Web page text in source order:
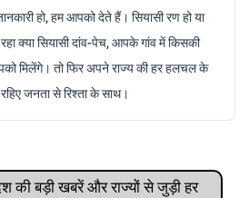
हो, हम आपको देते हैं। सियासी रण हो या
क्या सियासी दांव-पेच, आपके गांव में किसकी
मिलेंगे। तो फिर अपने राज्य की हर हलचल के
जनता से रिश्ता के साथ।
की बड़ी खबरें और राज्‍यों से जुड़ी हर